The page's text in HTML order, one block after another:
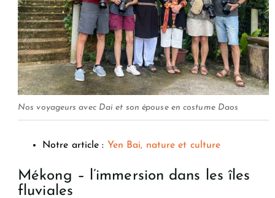
Nos voyageurs avec Dai et son épouse en costume Daos
Notre article : Yen Bai, nature et culture
Mékong – l’immersion dans les îles
fluviales